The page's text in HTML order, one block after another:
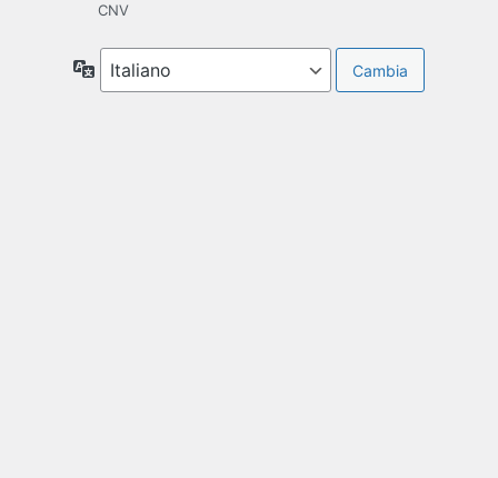
CNV
Lingua